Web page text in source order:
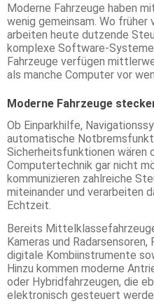
Moderne Fahrzeuge haben
wenig gemeinsam. Wo früher
arbeiten heute dutzende
komplexe Software-
Fahrzeuge verfügen
als manche Computer vor
Moderne Fahrzeuge
Ob Einparkhilfe,
automatische
Sicherheitsfunktionen wären
Computertechnik gar nicht
kommunizieren zahlreiche
miteinander und verarbeiten
Echtzeit.
Bereits
Kameras und
digitale Kombiinstrumente
Hinzu kommen moderne
oder Hybridfahrzeugen, die
elektronisch gesteuert